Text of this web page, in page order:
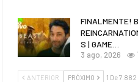
FINALMENTE!
S | GAME…
3 ago, 2026
ANTERIOR PRÓXIMO 1 De 7.882